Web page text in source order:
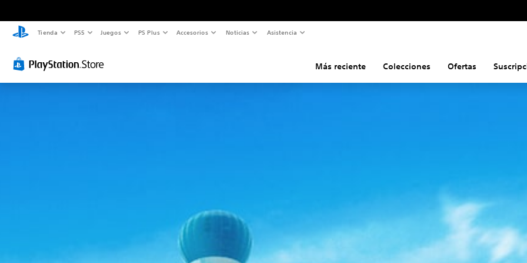
Tienda PS5 Juegos PS Plus Accesorios Noticias Asistencia
Más reciente Colecciones Ofertas